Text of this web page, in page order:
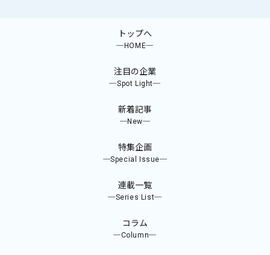
トップへ
─HOME─
注目の企業
─Spot Light─
新着記事
─New─
特集企画
─Special Issue─
連載一覧
─Series List─
コラム
─Column─